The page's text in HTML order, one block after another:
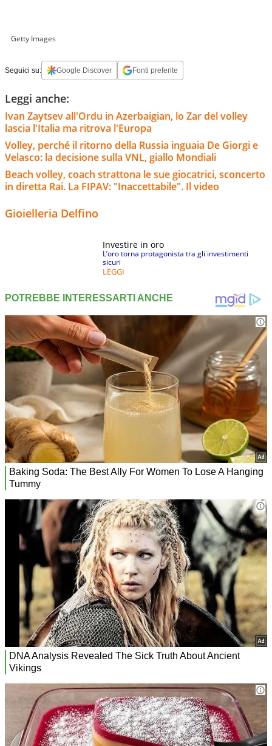
Getty Images
Seguici su: Google Discover Fonti preferite
Leggi anche:
Ivan Zaytsev all'Ordu in Azerbaigian, lo Zar del volley
lascia l'Italia ma ritrova l'Europa
Volley, perché il ritorno della Russia inguaia De Giorgi e
Velasco: la decisione sulla VNL, giallo Mondiali
Beach volley, coach strattona le sue giocatrici, sconcerto
in diretta Rai. La FIPAV: "Inaccettabile". Il video
Gioielleria Delfino
Investire in oro
L’oro torna protagonista tra gli investimenti
sicuri
LEGGI